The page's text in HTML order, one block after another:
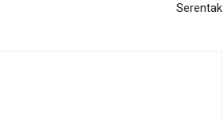
Serentak